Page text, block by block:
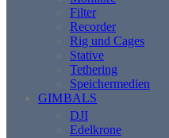
Filter
Recorder
Rig und Cages
Stative
Tethering
Speichermedien
GIMBALS
DJI
Edelkrone